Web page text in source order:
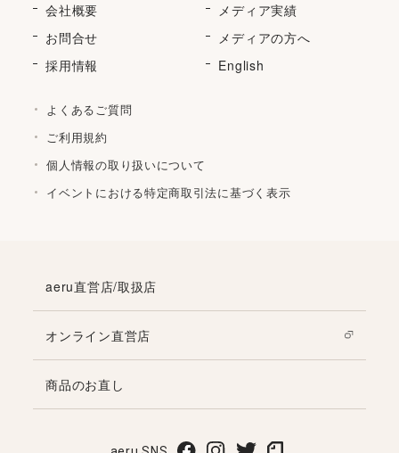
会社概要
メディア実績
お問合せ
メディアの方へ
採用情報
English
よくあるご質問
ご利用規約
個人情報の取り扱いについて
イベントにおける特定商取引法に基づく表示
aeru直営店/取扱店
オンライン直営店
商品のお直し